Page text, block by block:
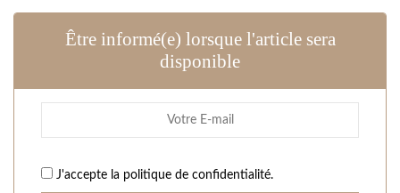
Être informé(e) lorsque l'article sera
disponible
J'accepte la politique de confidentialité.